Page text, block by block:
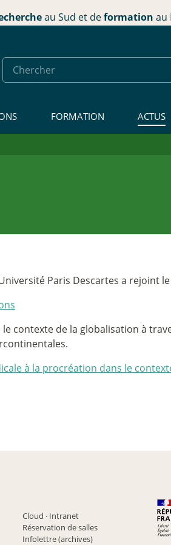
au Sud et deformation au
FORMATION ACTUS
Paris Descartes a rejoint le
contexte de la globalisation à
à la procréation dans le
Cloud · Intranet
Réservation de salles
Infolettre (archives)